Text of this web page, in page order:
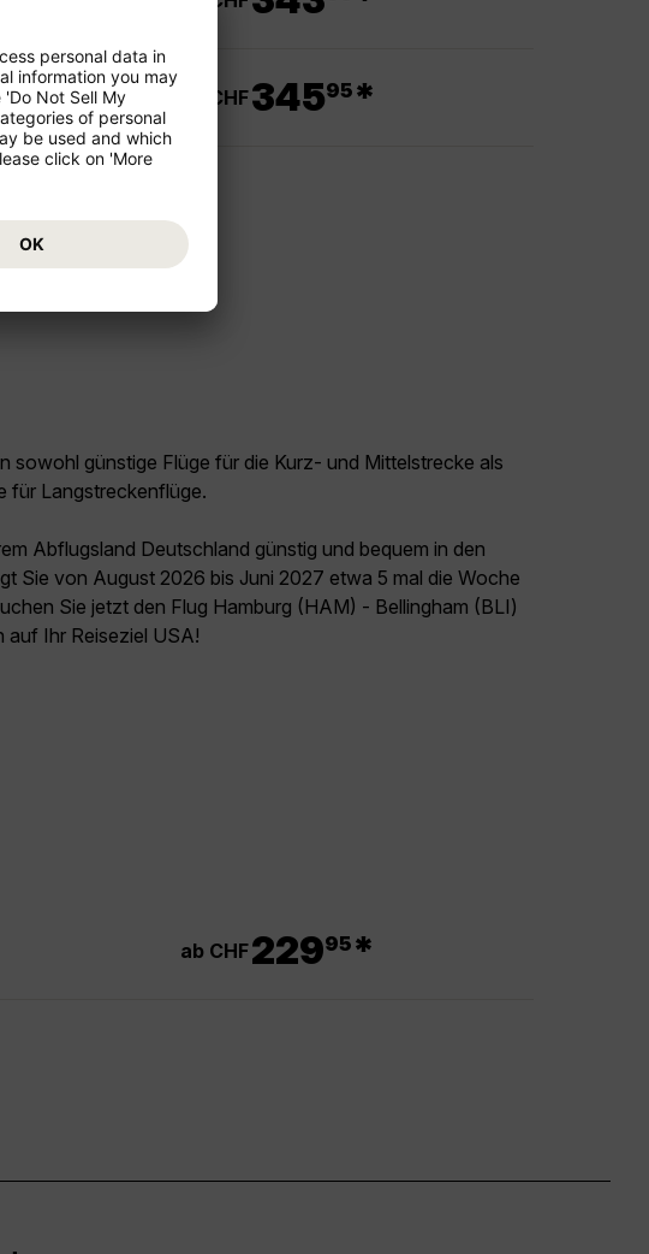
ab CHF34595 *
sowohl günstige Flüge für die Kurz- und Mittelstrecke als
für Langstreckenflüge.
Abflugsland Deutschland günstig und bequem in den
Sie von August 2026 bis Juni 2027 etwa 5 mal die Woche
Sie jetzt den Flug Hamburg (HAM) - Bellingham (BLI)
auf Ihr Reiseziel USA!
ab CHF22995 *